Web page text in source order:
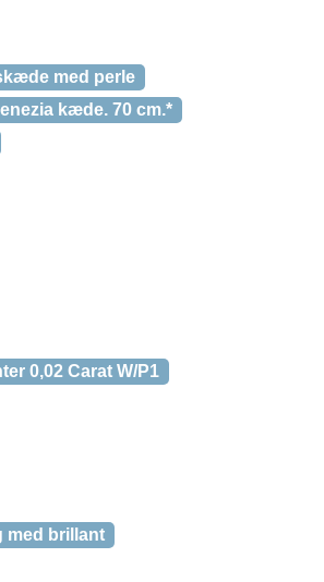
med perle
kæde. 70 cm.*
0,02 Carat W/P1
med brillant